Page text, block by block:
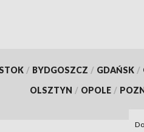
/ BYDGOSZCZ / GDAŃSK /
OLSZTYN / OPOLE /